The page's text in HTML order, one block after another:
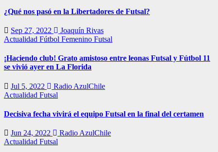
¿Qué nos pasó en la Libertadores de Futsal?
Sep 27, 2022
Joaquín Rivas
Actualidad Fútbol Femenino Futsal
¡Haciendo club! Grato amistoso entre leonas Futsal y Fútbol 11
se vivió ayer en La Florida
Jul 5, 2022
Radio AzulChile
Actualidad Futsal
Decisiva fecha vivirá el equipo Futsal en la final del certamen
Jun 24, 2022
Radio AzulChile
Actualidad Futsal